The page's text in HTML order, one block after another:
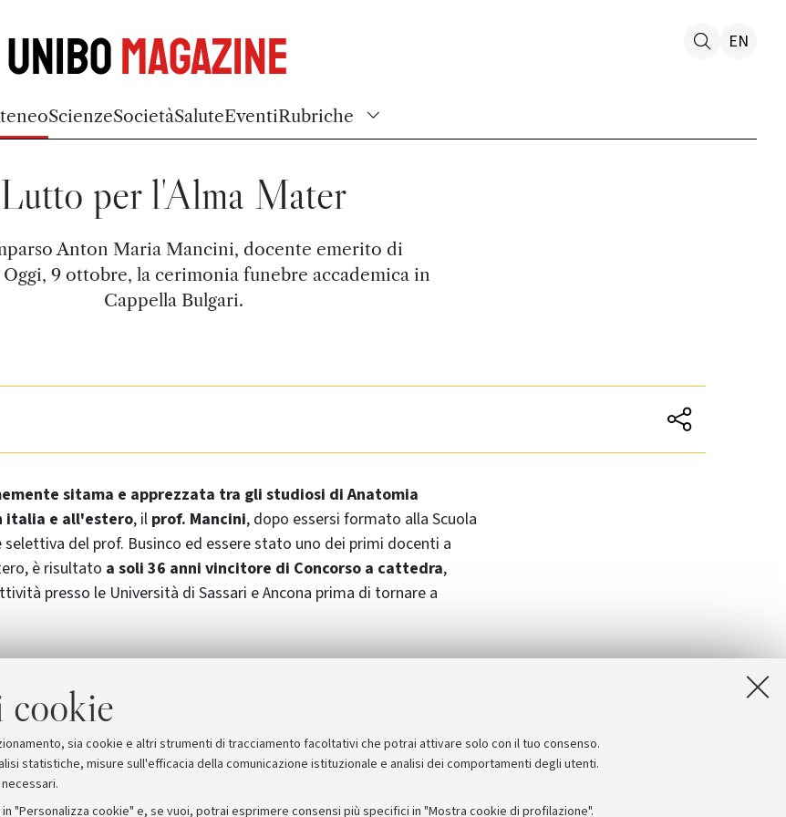
cookie
sia cookie e altri strumenti di tracciamento facoltativi che potrai attivare solo con il tuo consenso.
statistiche, misure sull'efficacia della comunicazione istituzionale e analisi dei comportamenti degli utenti.
"Personalizza cookie" e, se vuoi, potrai esprimere consensi più specifici in "Mostra cookie di profilazione".
UniboMagazine
ScienzeSocietàSaluteEventiRubriche
EN
Lutto per l'Alma Mater
Anton Maria Mancini, docente emerito di
9 ottobre, la cerimonia funebre accademica in
Cappella Bulgari.
sitama e apprezzata tra gli studiosi di Anatomia
italia e all'estero, il prof. Mancini, dopo essersi formato alla Scuola
del prof. Businco ed essere stato uno dei primi docenti a
è risultato a soli 36 anni vincitore di Concorso a cattedra,
presso le Università di Sassari e Ancona prima di tornare a
ore 13.30invece la